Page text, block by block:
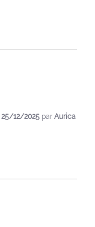
25/12/2025 par Aurica